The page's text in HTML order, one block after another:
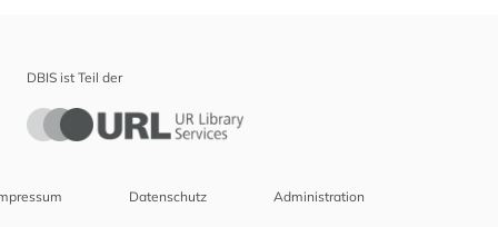
DBIS ist Teil der
Datenschutz Administration